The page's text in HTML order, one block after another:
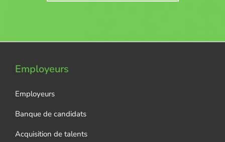
Employeurs
Employeurs
Banque de candidats
Acquisition de talents